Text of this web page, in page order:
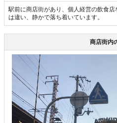
駅前に商店街があり、個人経営の飲食
は違い、静かで落ち着いています。
商店街内